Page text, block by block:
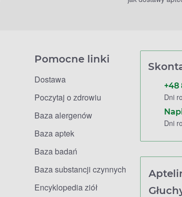
Pomocne linki
Dostawa
Poczytaj o zdrowiu
Baza alergenów
Baza aptek
Baza badań
Baza substancji czynnych
Encyklopedia ziół
+48
Dni
Dni